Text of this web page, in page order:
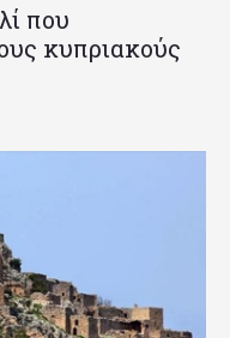
που
κυπριακούς